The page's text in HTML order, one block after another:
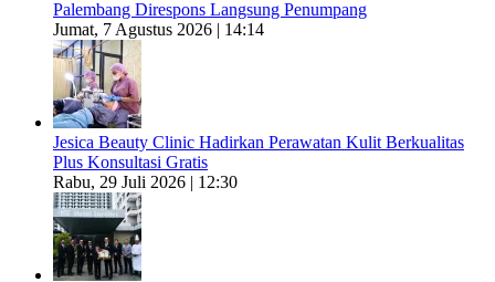
Palembang Direspons Langsung Penumpang
Jumat, 7 Agustus 2026 | 14:14
Jesica Beauty Clinic Hadirkan Perawatan Kulit Berkualitas
Plus Konsultasi Gratis
Rabu, 29 Juli 2026 | 12:30